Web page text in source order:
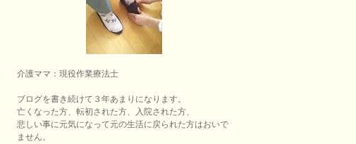
介護ママ：現役作業療法士
ブログを書き続けて３年あまりになります。
亡くなった方、転初された方、入院された方、
悲しい事に元気になって元の生活に戻られた方はおいで
ません。